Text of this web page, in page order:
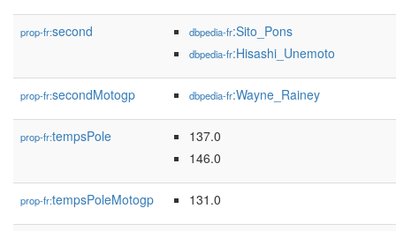
prop-fr:second dbpedia-fr:Sito_Pons
dbpedia-fr:Hisashi_Unemoto
prop-fr:secondMotogp dbpedia-fr:Wayne_Rainey
prop-fr:tempsPole
137.0
146.0
prop-fr:tempsPoleMotogp 131.0